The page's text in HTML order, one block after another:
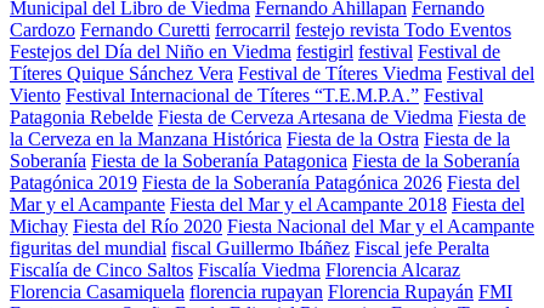
Municipal del Libro de Viedma Fernando Ahillapan Fernando
Cardozo Fernando Curetti ferrocarril festejo revista Todo Eventos
Festejos del Día del Niño en Viedma festigirl festival Festival de
Títeres Quique Sánchez Vera Festival de Títeres Viedma Festival del
Viento Festival Internacional de Títeres “T.E.M.P.A.” Festival
Patagonia Rebelde Fiesta de Cerveza Artesana de Viedma Fiesta de
la Cerveza en la Manzana Histórica Fiesta de la Ostra Fiesta de la
Soberanía Fiesta de la Soberanía Patagonica Fiesta de la Soberanía
Patagónica 2019 Fiesta de la Soberanía Patagónica 2026 Fiesta del
Mar y el Acampante Fiesta del Mar y el Acampante 2018 Fiesta del
Michay Fiesta del Río 2020 Fiesta Nacional del Mar y el Acampante
figuritas del mundial fiscal Guillermo Ibáñez Fiscal jefe Peralta
Fiscalía de Cinco Saltos Fiscalía Viedma Florencia Alcaraz
Florencia Casamiquela florencia rupayan Florencia Rupayán FMI